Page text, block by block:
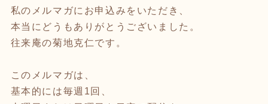
私のメルマガにお申込みをいただき、
本当にどうもありがとうございました。
往来庵の菊地克仁です。
このメルマガは、
基本的には毎週1回、